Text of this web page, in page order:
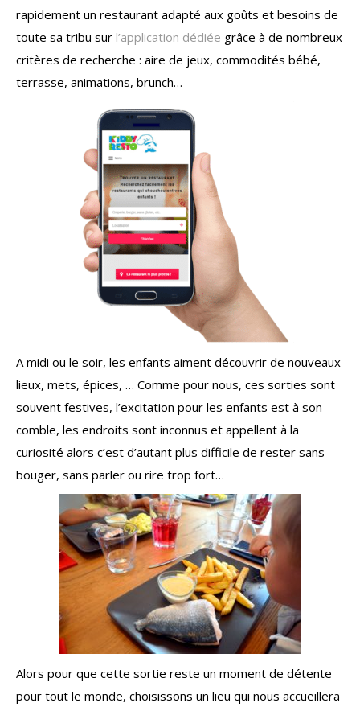
rapidement un restaurant adapté aux goûts et besoins de
toute sa tribu sur l’application dédiée grâce à de nombreux
critères de recherche : aire de jeux, commodités bébé,
terrasse, animations, brunch…
A midi ou le soir, les enfants aiment découvrir de nouveaux
lieux, mets, épices, … Comme pour nous, ces sorties sont
souvent festives, l’excitation pour les enfants est à son
comble, les endroits sont inconnus et appellent à la
curiosité alors c’est d’autant plus difficile de rester sans
bouger, sans parler ou rire trop fort…
Alors pour que cette sortie reste un moment de détente
pour tout le monde, choisissons un lieu qui nous accueillera